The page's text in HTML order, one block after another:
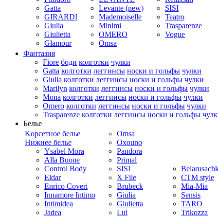
Gatta
GIRARDI
Giulia
Giulietta
Glamour
Levante (new)
Mademoiselle
Minimi
OMERO
Omsa
SISI
Teatro
Trasparenze
Vogue
Фантазия
Fiore боди колготки чулки
Gatta колготки леггинсы носки и гольфы чулки
Giulia колготки леггинсы носки и гольфы чулки
Marilyn колготки леггинсы носки и гольфы чулки
Mona колготки леггинсы носки и гольфы чулки
Omero колготки леггинсы носки и гольфы чулки
Trasparenze колготки леггинсы носки и гольфы
Белье
Kорсетное белье
Нижнее белье
Ysabel Mora
Alla Buone
Control Body
Eldar
Enrico Coveri
Innamore Intimo
Intimidea
Jadea
Omsa
Oxouno
Pandora
Primal
SISI
X File
Brubeck
Giulia
Giulietta
Lui
CTM style
Mia-Mia
Sensis
TARO
Trikozza